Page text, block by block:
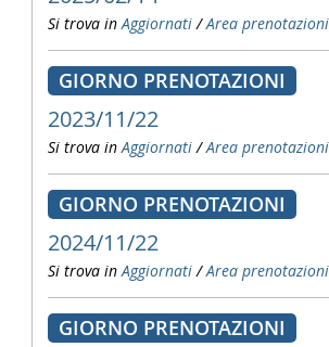
Si trova in Aggiornati /Area prenotazioni
GIORNO PRENOTAZIONI
2023/11/22
Si trova in Aggiornati /Area prenotazioni
GIORNO PRENOTAZIONI
2024/11/22
Si trova in Aggiornati /Area prenotazioni
GIORNO PRENOTAZIONI